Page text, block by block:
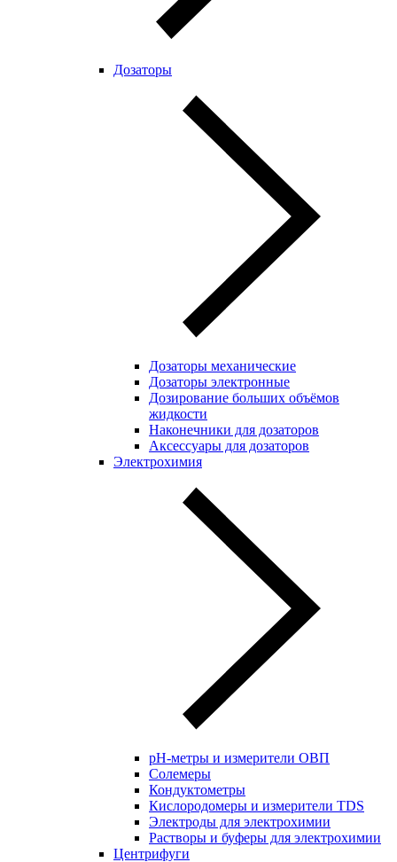
Дозаторы
Дозаторы механические
Дозаторы электронные
Дозирование больших объёмов
жидкости
Наконечники для дозаторов
Аксессуары для дозаторов
Электрохимия
pH-метры и измерители ОВП
Солемеры
Кондуктометры
Кислородомеры и измерители TDS
Электроды для электрохимии
Растворы и буферы для электрохимии
Центрифуги